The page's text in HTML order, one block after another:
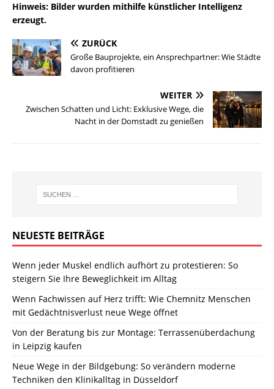
Hinweis: Bilder wurden mithilfe künstlicher Intelligenz
erzeugt.
ZURÜCK
Große Bauprojekte, ein Ansprechpartner: Wie Städte
davon profitieren
WEITER
Zwischen Schatten und Licht: Exklusive Wege, die
Nacht in der Domstadt zu genießen
NEUESTE BEITRÄGE
Wenn jeder Muskel endlich aufhört zu protestieren: So
steigern Sie Ihre Beweglichkeit im Alltag
Wenn Fachwissen auf Herz trifft: Wie Chemnitz Menschen
mit Gedächtnisverlust neue Wege öffnet
Von der Beratung bis zur Montage: Terrassenüberdachung
in Leipzig kaufen
Neue Wege in der Bildgebung: So verändern moderne
Techniken den Klinikalltag in Düsseldorf